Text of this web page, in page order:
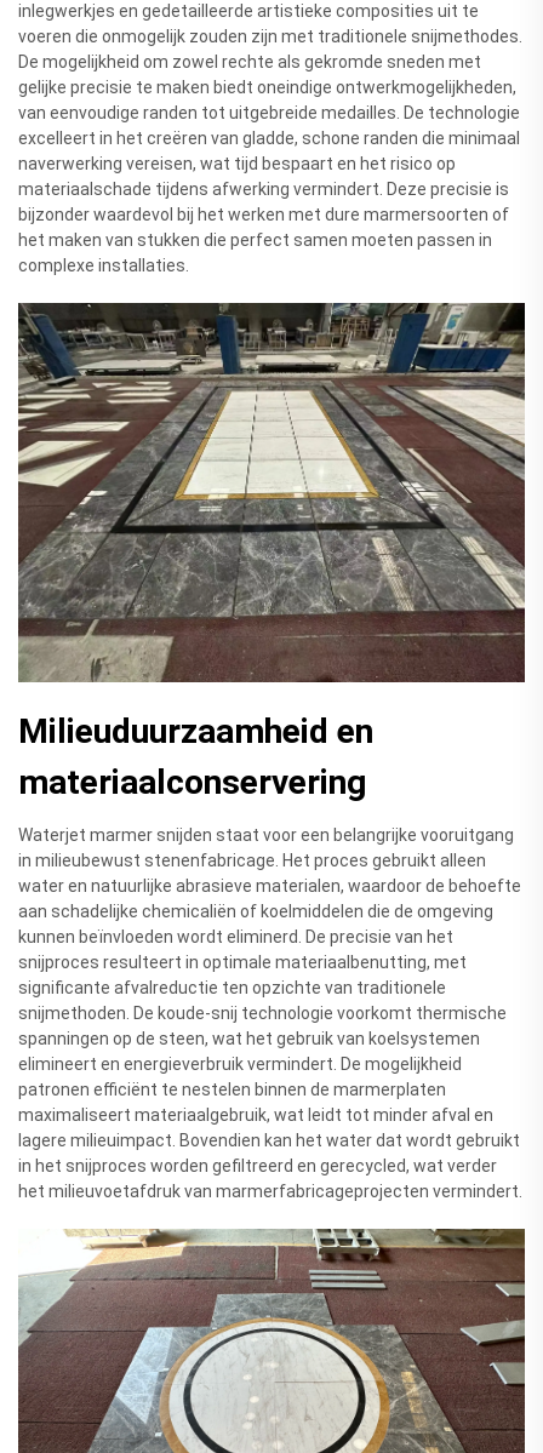
inlegwerkjes en gedetailleerde artistieke composities uit te
voeren die onmogelijk zouden zijn met traditionele snijmethodes.
De mogelijkheid om zowel rechte als gekromde sneden met
gelijke precisie te maken biedt oneindige ontwerkmogelijkheden,
van eenvoudige randen tot uitgebreide medailles. De technologie
excelleert in het creëren van gladde, schone randen die minimaal
naverwerking vereisen, wat tijd bespaart en het risico op
materiaalschade tijdens afwerking vermindert. Deze precisie is
bijzonder waardevol bij het werken met dure marmersoorten of
het maken van stukken die perfect samen moeten passen in
complexe installaties.
Milieuduurzaamheid en
materiaalconservering
Waterjet marmer snijden staat voor een belangrijke vooruitgang
in milieubewust stenenfabricage. Het proces gebruikt alleen
water en natuurlijke abrasieve materialen, waardoor de behoefte
aan schadelijke chemicaliën of koelmiddelen die de omgeving
kunnen beïnvloeden wordt eliminerd. De precisie van het
snijproces resulteert in optimale materiaalbenutting, met
significante afvalreductie ten opzichte van traditionele
snijmethoden. De koude-snij technologie voorkomt thermische
spanningen op de steen, wat het gebruik van koelsystemen
elimineert en energieverbruik vermindert. De mogelijkheid
patronen efficiënt te nestelen binnen de marmerplaten
maximaliseert materiaalgebruik, wat leidt tot minder afval en
lagere milieuimpact. Bovendien kan het water dat wordt gebruikt
in het snijproces worden gefiltreerd en gerecycled, wat verder
het milieuvoetafdruk van marmerfabricageprojecten vermindert.